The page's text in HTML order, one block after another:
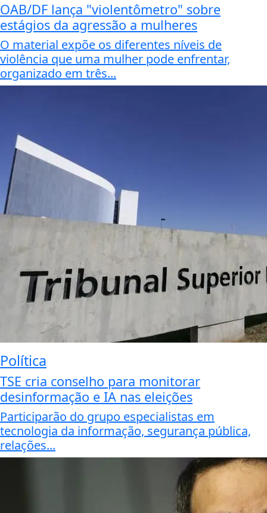
OAB/DF lança "violentômetro" sobre
estágios da agressão a mulheres
O material expõe os diferentes níveis de
violência que uma mulher pode enfrentar,
organizado em três...
Política
TSE cria conselho para monitorar
desinformação e IA nas eleições
Participarão do grupo especialistas em
tecnologia da informação, segurança pública,
relações...